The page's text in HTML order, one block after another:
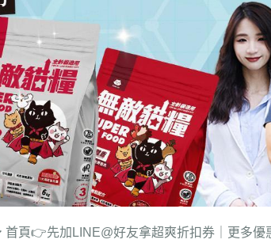
首頁👉先加LINE@好友拿超爽折扣券｜更多優